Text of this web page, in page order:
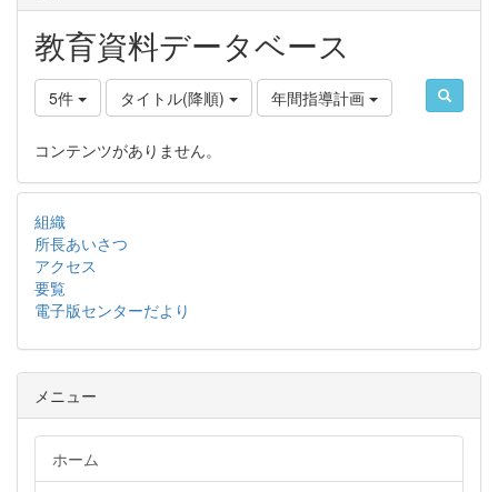
教育資料データベース
5件 タイトル(降順) 年間指導計画
コンテンツがありません。
組織
所長あいさつ
アクセス
要覧
電子版センターだより
メニュー
ホーム